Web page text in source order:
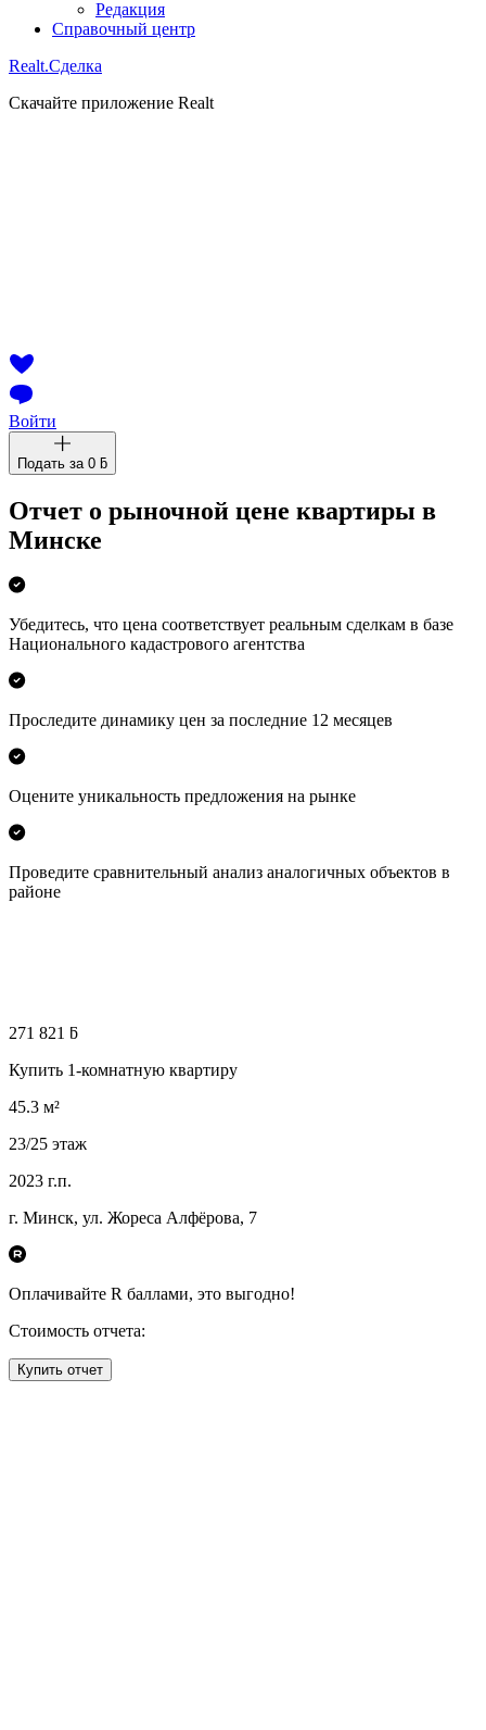
Редакция
Справочный центр
Realt.Сделка
Скачайте приложение Realt
Войти
Подать за 0 ƃ
Отчет о рыночной цене квартиры в
Минске
Убедитесь, что цена соответствует реальным сделкам в базе
Национального кадастрового агентства
Проследите динамику цен за последние 12 месяцев
Оцените уникальность предложения на рынке
Проведите сравнительный анализ аналогичных объектов в
районе
271 821 ƃ
Купить 1-комнатную квартиру
45.3 м²
23/25 этаж
2023 г.п.
г. Минск, ул. Жореса Алфёрова, 7
Оплачивайте R баллами, это выгодно!
Стоимость отчета:
Купить отчет